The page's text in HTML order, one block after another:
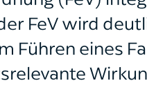
FeV wird
Führen eines